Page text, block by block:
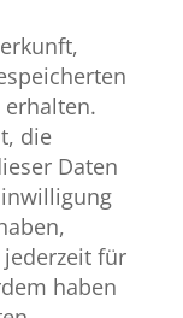
erhalten.
die
Daten
für
haben